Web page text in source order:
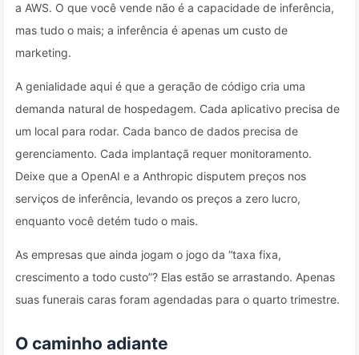
a AWS. O que você vende não é a capacidade de inferência,
mas tudo o mais; a inferência é apenas um custo de
marketing.
A genialidade aqui é que a geração de código cria uma
demanda natural de hospedagem. Cada aplicativo precisa de
um local para rodar. Cada banco de dados precisa de
gerenciamento. Cada implantaçã requer monitoramento.
Deixe que a OpenAI e a Anthropic disputem preços nos
serviços de inferência, levando os preços a zero lucro,
enquanto você detém tudo o mais.
As empresas que ainda jogam o jogo da “taxa fixa,
crescimento a todo custo”? Elas estão se arrastando. Apenas
suas funerais caras foram agendadas para o quarto trimestre.
O caminho adiante